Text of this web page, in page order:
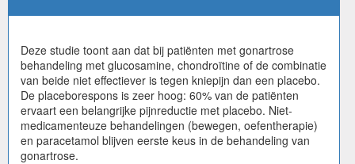
Deze studie toont aan dat bij patiënten met gonartrose
behandeling met glucosamine, chondroïtine of de combinatie
van beide niet effectiever is tegen kniepijn dan een placebo.
De placeborespons is zeer hoog: 60% van de patiënten
ervaart een belangrijke pijnreductie met placebo. Niet-
medicamenteuze behandelingen (bewegen, oefentherapie)
en paracetamol blijven eerste keus in de behandeling van
gonartrose.